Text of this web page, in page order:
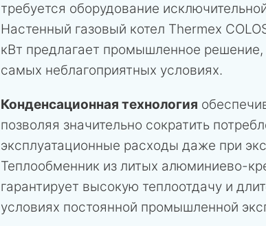
требуется оборудование
Настенный газовый котел Thermex
кВт предлагает промышленное
самых неблагоприятных условиях.
Конденсационная технология
позволяя значительно сократить
эксплуатационные расходы даже при
Теплообменник из литых алюминиево-
гарантирует высокую теплоотдачу и
условиях постоянной промышленной